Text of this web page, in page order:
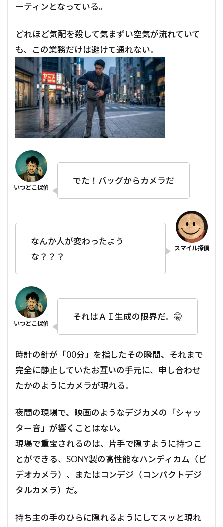
ーティンとなっている。
どれほど気配を殺して気まずい空気が流れていて
も、この業務だけは避けて通れない。
でた！バッグからカメラだ
なんか人が変わったよう
な？？？
それはＡＩ生成の限界だ。🤫
時計の針が「00分」を指したその瞬間、それまで
完全に静止していたお互いの手元に、申し合わせ
たかのようにカメラが現れる。
夜間の現場で、映画のようなデジカメの「シャッ
ター音」が響くことはない。
現場で重宝されるのは、片手で隠すように持つこ
とができる、SONY製の高性能なハンディカム（ビ
デオカメラ）、またはコンデジ（コンパクトデジ
タルカメラ）だ。
持ち主の手のひらに隠れるようにしてスッと現れ